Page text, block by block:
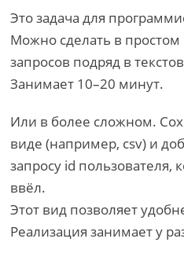
Это задача для
Можно сделать в простом
запросов подряд в
Занимает 10–20 минут.
Или в более сложном.
виде (например, csv) и
запросу id пользователя,
ввёл.
Этот вид позволяет
Реализация занимает у